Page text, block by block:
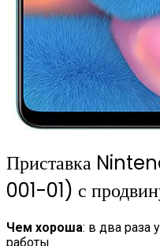
Приставка
001-01) с
Чем хороша: в два раза
работы